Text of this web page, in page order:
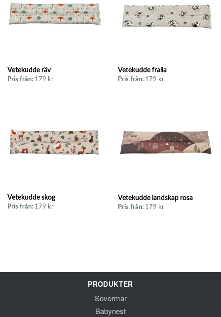
Vetekudde räv
Pris från: 179 kr
Vetekudde fralla
Pris från: 179 kr
Vetekudde skog
Pris från: 179 kr
Vetekudde landskap rosa
Pris från: 179 kr
PRODUKTER
Sovormar
Babynest